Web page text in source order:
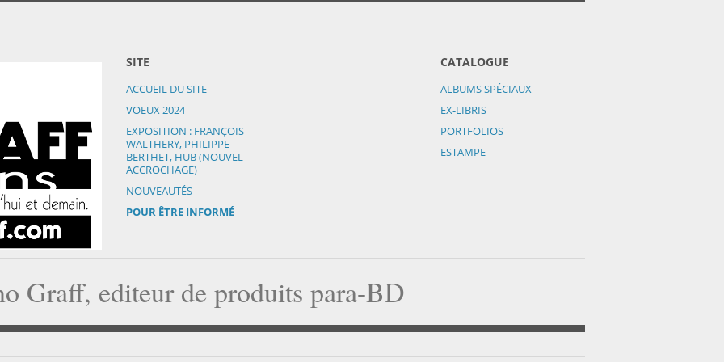
SITE
ACCUEIL DU SITE
VOEUX 2024
EXPOSITION : FRANÇOIS
WALTHERY, PHILIPPE
BERTHET, HUB (NOUVEL
ACCROCHAGE)
NOUVEAUTÉS
POUR ÊTRE INFORMÉ
CATALOGUE
ALBUMS SPÉCIAUX
EX-LIBRIS
PORTFOLIOS
ESTAMPE
Graff, editeur de produits para-BD